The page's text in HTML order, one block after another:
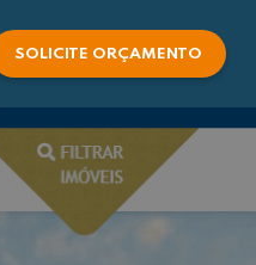
SOLICITE ORÇAMENTO